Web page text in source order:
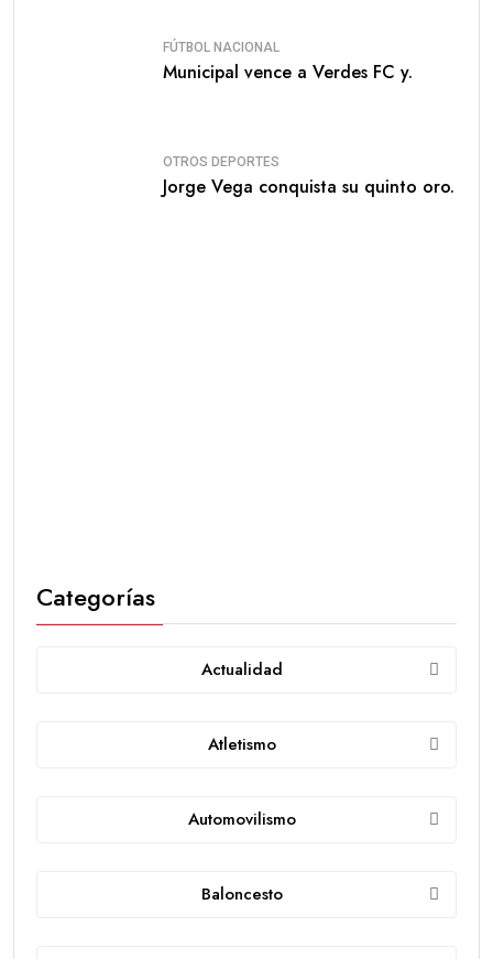
FÚTBOL NACIONAL
Municipal vence a Verdes FC y.
OTROS DEPORTES
Jorge Vega conquista su quinto oro.
Categorías
Actualidad
Atletismo
Automovilismo
Baloncesto